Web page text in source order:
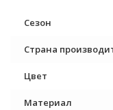
Сезон
Страна
Цвет
Материал